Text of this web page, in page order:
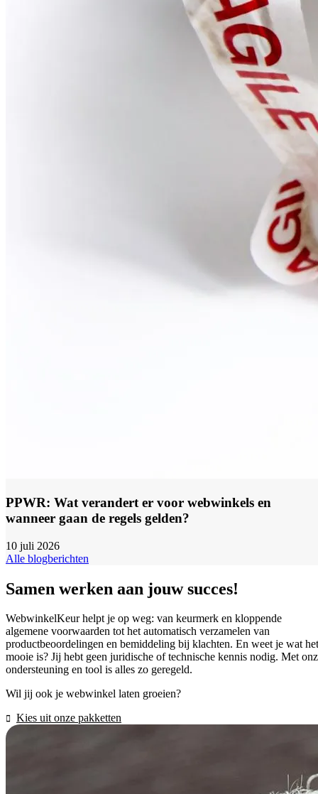
PPWR: Wat verandert er voor webwinkels en
wanneer gaan de regels gelden?
10 juli 2026
Alle blogberichten
Samen werken aan jouw succes!
WebwinkelKeur helpt je op weg: van keurmerk en kloppende
algemene voorwaarden tot het automatisch verzamelen van
productbeoordelingen en bemiddeling bij klachten. En weet je wat het
mooie is? Jij hebt geen juridische of technische kennis nodig. Met
ondersteuning en tool is alles zo geregeld.
Wil jij ook je webwinkel laten groeien?
Kies uit onze pakketten